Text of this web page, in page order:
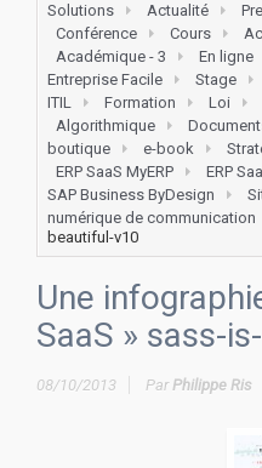
Solutions
Actualité
Conférence
Cours
Académique - 3
En ligne
Entreprise Facile
Stage
ITIL
Formation Loi
Algorithmique
boutique
e-book
ERP SaaS MyERP
ERP
SAP Business ByDesign
numérique de communication
beautiful-v10
Une
SaaS » sass-
08/10/2013 ParPhilippe Ris